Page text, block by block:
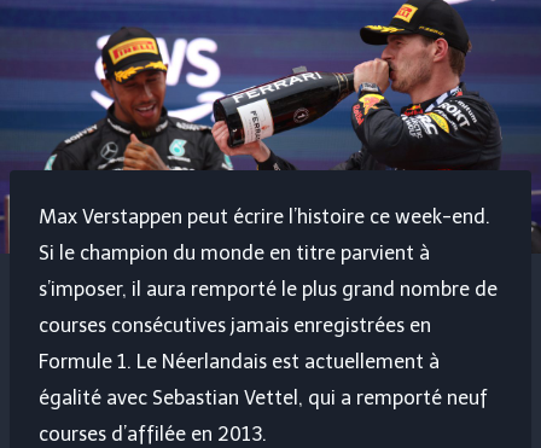
Max Verstappen peut écrire l’histoire ce week-end.
Si le champion du monde en titre parvient à
s’imposer, il aura remporté le plus grand nombre de
courses consécutives jamais enregistrées en
Formule 1. Le Néerlandais est actuellement à
égalité avec Sebastian Vettel, qui a remporté neuf
courses d’affilée en 2013.